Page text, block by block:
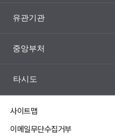
유관기관
중앙부처
타시도
사이트맵
이메일무단수집거부